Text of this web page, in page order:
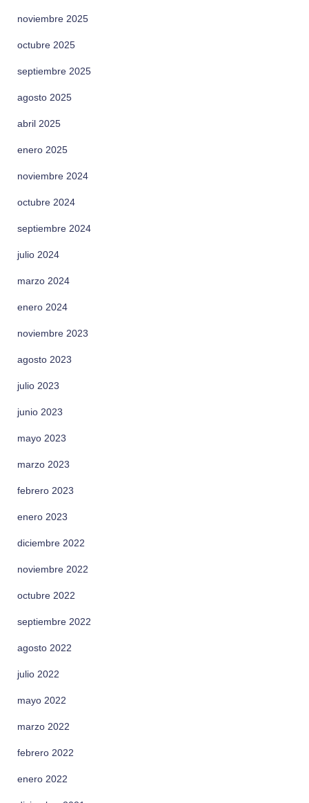
noviembre 2025
octubre 2025
septiembre 2025
agosto 2025
abril 2025
enero 2025
noviembre 2024
octubre 2024
septiembre 2024
julio 2024
marzo 2024
enero 2024
noviembre 2023
agosto 2023
julio 2023
junio 2023
mayo 2023
marzo 2023
febrero 2023
enero 2023
diciembre 2022
noviembre 2022
octubre 2022
septiembre 2022
agosto 2022
julio 2022
mayo 2022
marzo 2022
febrero 2022
enero 2022